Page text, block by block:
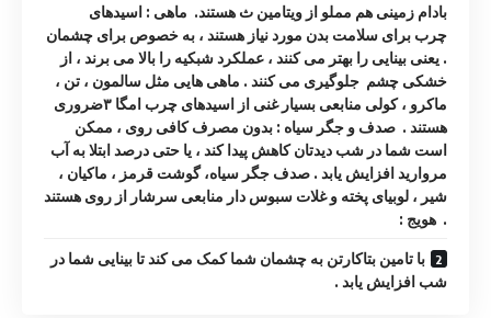
بادام زمینی هم مملو از ویتامین ث هستند. ماهی : اسیدهای
چرب برای سلامت بدن مورد نیاز هستند ، به خصوص برای چشمان
. یعنی بینایی را بهتر می کنند ، عملکرد شبکیه را بالا می برند ، از
خشکی چشم جلوگیری می کنند . ماهی هایی مثل سالمون ، تن ،
ماکرو ، کولی منابعی بسیار غنی از اسیدهای چرب امگا ۳ضروری
هستند . صدف و جگر سیاه : بدون مصرف کافی روی ، ممکن
است شما در شب دیدتان کاهش پیدا کند ، یا حتی درصد ابتلا به آب
مروارید افزایش یابد . صدف جگر سیاه، گوشت قرمز ، ماکیان ،
شیر ، لوبیای پخته و غلات سبوس دار منابعی سرشار از روی هستند
. هویج :
با تامین بتاکارتن به چشمان شما کمک می کند تا بینایی شما در
شب افزایش یابد .